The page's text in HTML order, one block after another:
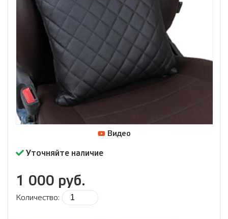
Уточняйте наличие
1 000 руб.
Количество:
Видео